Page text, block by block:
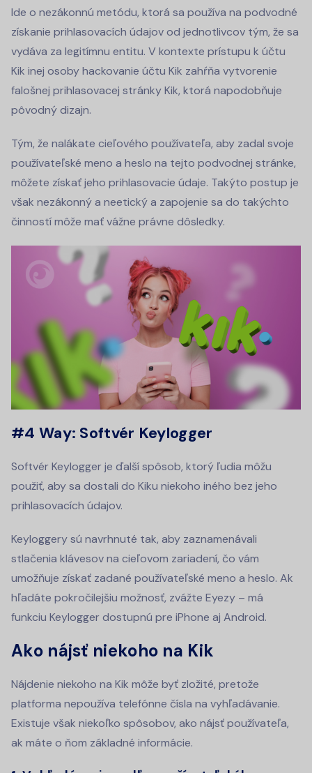
Ide o nezákonnú metódu, ktorá sa používa na podvodné
získanie prihlasovacích údajov od jednotlivcov tým, že sa
vydáva za legitímnu entitu. V kontexte prístupu k účtu
Kik inej osoby hackovanie účtu Kik zahŕňa vytvorenie
falošnej prihlasovacej stránky Kik, ktorá napodobňuje
pôvodný dizajn.
Tým, že nalákate cieľového používateľa, aby zadal svoje
používateľské meno a heslo na tejto podvodnej stránke,
môžete získať jeho prihlasovacie údaje. Takýto postup je
však nezákonný a neetický a zapojenie sa do takýchto
činností môže mať vážne právne dôsledky.
#4 Way: Softvér Keylogger
Softvér Keylogger je ďalší spôsob, ktorý ľudia môžu
použiť, aby sa dostali do Kiku niekoho iného bez jeho
prihlasovacích údajov.
Keyloggery sú navrhnuté tak, aby zaznamenávali
stlačenia klávesov na cieľovom zariadení, čo vám
umožňuje získať zadané používateľské meno a heslo. Ak
hľadáte pokročilejšiu možnosť, zvážte Eyezy – má
funkciu Keylogger dostupnú pre iPhone aj Android.
Ako nájsť niekoho na Kik
Nájdenie niekoho na Kik môže byť zložité, pretože
platforma nepoužíva telefónne čísla na vyhľadávanie.
Existuje však niekoľko spôsobov, ako nájsť používateľa,
ak máte o ňom základné informácie.